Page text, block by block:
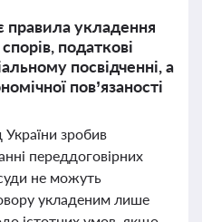
укладення
податкові
посвідченні, а
пов’язаності
зробив
переддоговірних
не можуть
укладеним лише